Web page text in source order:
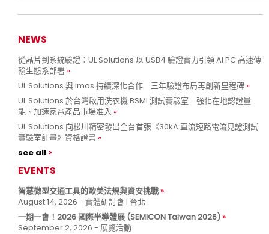
NEWS
從晶片到系統驗證：UL Solutions 以 USB4 驗證實力引領 AI PC 高速傳
輸生態系部署
UL Solutions 與 imos 持續深化合作 三年驗證布局再創新里程碑
UL Solutions 於台灣啟用洗衣機 BSMI 測試實驗室 強化在地認證量
能、加速家電產品市場准入
UL Solutions 向松川精密發出全台首張《30kA 直流短路電流見證測試
實驗室計畫》資格證書
see all
EVENTS
智慧微型交通工具的歐美法規與資安挑戰
August 14, 2026 - 實體研討會 | 台北
一期一會！2026 國際半導體展 (SEMICON Taiwan 2026)
September 2, 2026 - 展覽活動